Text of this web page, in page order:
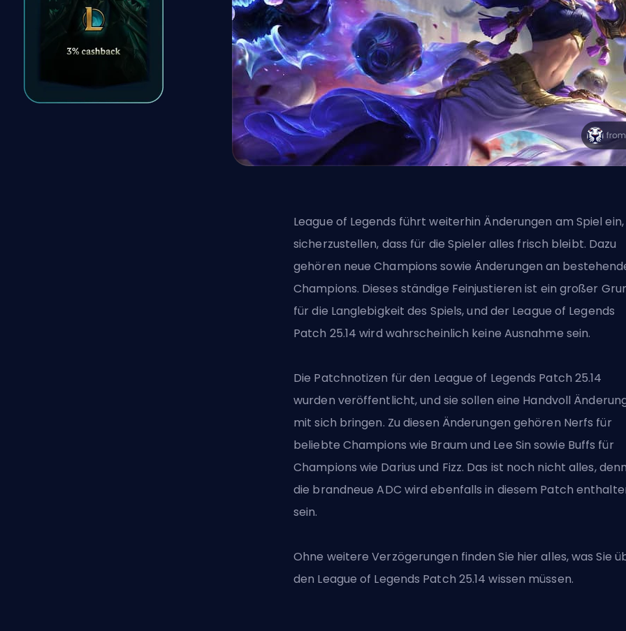
League of Legends führt weiterhin Änderungen am Spiel
sicherzustellen, dass für die Spieler alles frisch bleibt. Dazu
gehören neue Champions sowie Änderungen an
Champions. Dieses ständige Feinjustieren ist ein großer
für die Langlebigkeit des Spiels, und der League of Legends
Patch 25.14 wird wahrscheinlich keine Ausnahme sein.
Die Patchnotizen für den League of Legends Patch 25.14
wurden veröffentlicht, und sie sollen eine Handvoll
mit sich bringen. Zu diesen Änderungen gehören Nerfs für
beliebte Champions wie Braum und Lee Sin sowie Buffs für
Champions wie Darius und Fizz. Das ist noch nicht alles, denn
die brandneue ADC wird ebenfalls in diesem Patch
sein.
Ohne weitere Verzögerungen finden Sie hier alles, was Sie
den League of Legends Patch 25.14 wissen müssen.